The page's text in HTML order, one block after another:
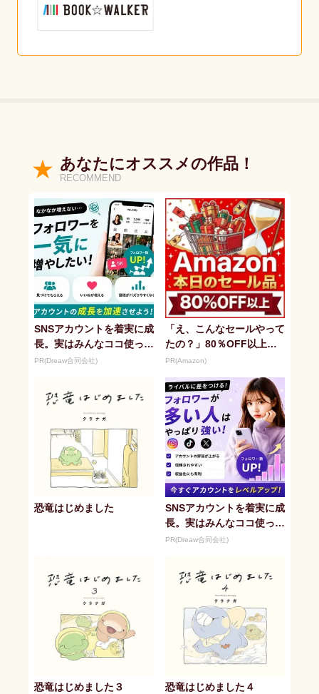
あなたにオススメの作品！
RECOMMEND
SNSアカウントを着実に成
長。実はみんなココ使って
ます。
PR(Dreaw合同会社)
「え、こんなセールやって
たの？」80％OFF以上が
続々登場！Amazonの本気
PR(Amazon)
恐竜はじめました
SNSアカウントを着実に成
長。実はみんなココ使って
ます。
PR(Dreaw合同会社)
恐竜はじめました３ 恐竜はじめました４